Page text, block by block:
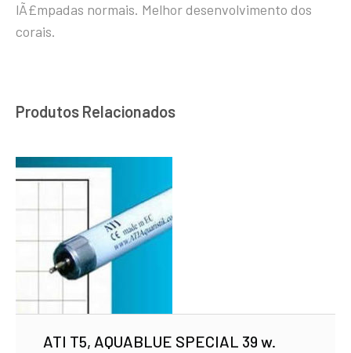
lÃ£mpadas normais. Melhor desenvolvimento dos
corais.
Produtos Relacionados
ATI T5, AQUABLUE SPECIAL 39 w.